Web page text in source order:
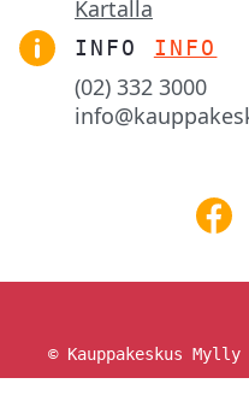
Kartalla
INFO INFO
(02) 332 3000
© Kauppakeskus Mylly